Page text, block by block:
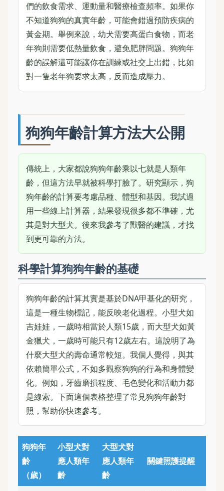
們的飲食需求、運動量和醫療檢查頻率。如果你
不知道狗狗的真實年齡，可能會錯過預防疾病的
黃金期。舉例來說，幼犬需要高蛋白食物，而老
年狗則需要低熱量飲食，避免肥胖問題。狗狗年
齡的誤解還可能讓你在訓練或社交上出錯，比如
對一隻老年狗要求太高，反而造成壓力。
狗狗年齡計算方法大公開
傳統上，大家都說狗狗年齡乘以七就是人類年
齡，但這方法早就被科學打臉了。研究顯示，狗
狗年齡的計算要考慮品種、體型和基因。我試過
用一些線上計算器，結果發現很多都不準確，尤
其是對大型犬。後來我參考了獸醫的建議，才找
到更可靠的方法。
科學計算狗狗年齡的基礎
狗狗年齡的計算其實是基於DNA甲基化的研究，
這是一種生物標記，能反映老化過程。小型犬如
吉娃娃，一歲時相當於人類15歲，而大型犬如黃
金獵犬，一歲時可能只有12歲左右。這說明了為
什麼大型犬的壽命通常較短。我個人覺得，與其
依賴簡單公式，不如多觀察狗狗的行為和身體變
化。例如，牙齒磨損程度、毛色變化和活動力都
是線索。下面這個表格整理了常見狗狗年齡對
照，幫助你快速參考。
狗狗年
齡
（歲）
小型犬對
應人類年
齡
大型犬對
應人類年
齡
關鍵照護提醒